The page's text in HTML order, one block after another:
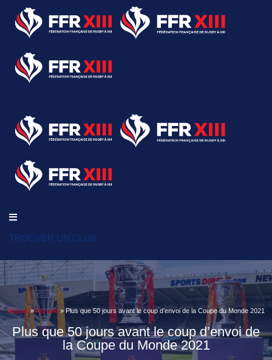
TROUVER UN CLUB
Accueil »A la une » Plus que 50 jours avant le coup d’envoi de la Coupe du Monde 2021
Plus que 50 jours avant le coup d’envoi de
la Coupe du Monde 2021